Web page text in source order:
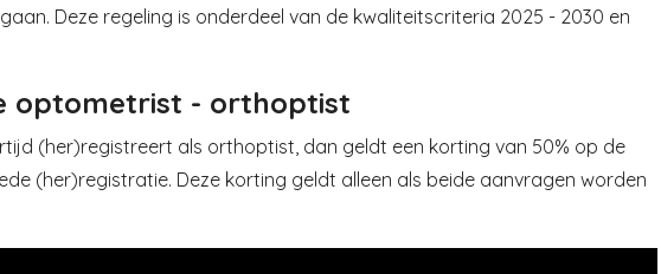
Deze regeling is onderdeel van de kwaliteitscriteria 2025 - 2030 en
optometrist - orthoptist
(her)registreert als orthoptist, dan geldt een korting van 50% op de
(her)registratie. Deze korting geldt alleen als beide aanvragen worden